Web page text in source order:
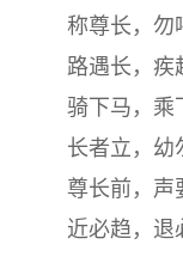
称尊长，勿
路遇长，疾
骑下马，乘
长者立，幼
尊长前，声
近必趋，退